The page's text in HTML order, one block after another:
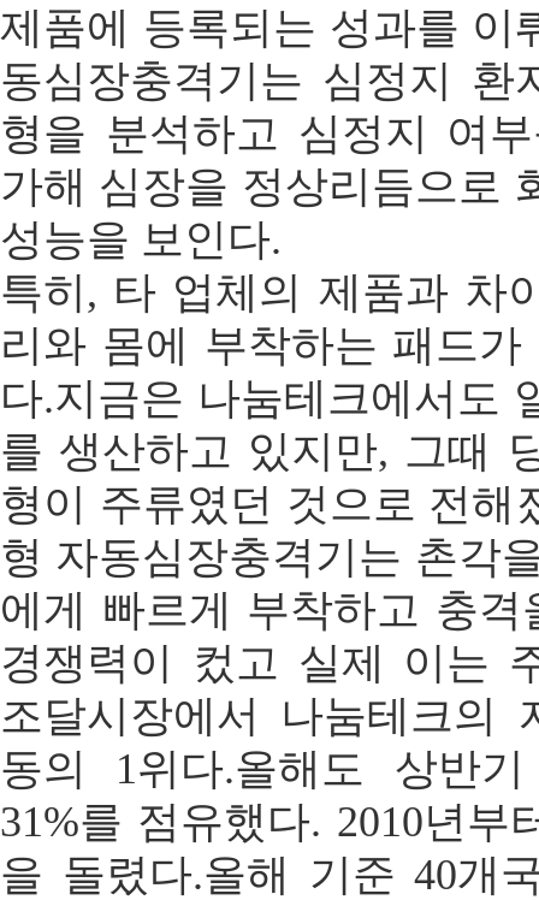
제품에 등록되는 성과를 이
동심장충격기는 심정지 환
형을 분석하고 심정지 여
가해 심장을 정상리듬으로
성능을 보인다.
특히, 타 업체의 제품과 차
리와 몸에 부착하는 패드가
다.지금은 나눔테크에서도
를 생산하고 있지만, 그때
형이 주류였던 것으로 전해
형 자동심장충격기는 촌각
에게 빠르게 부착하고 충
경쟁력이 컸고 실제 이는
조달시장에서 나눔테크의
동의 1위다.올해도 상반
31%를 점유했다. 2010년부
을 돌렸다.올해 기준 40개